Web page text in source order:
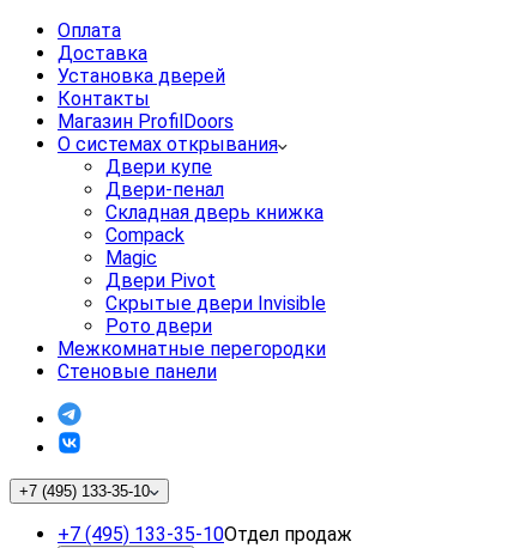
Оплата
Доставка
Установка дверей
Контакты
Магазин ProfilDoors
О системах открывания
Двери купе
Двери-пенал
Складная дверь книжка
Compack
Magic
Двери Pivot
Скрытые двери Invisible
Рото двери
Межкомнатные перегородки
Стеновые панели
+7 (495) 133-35-10
+7 (495) 133-35-10Отдел продаж